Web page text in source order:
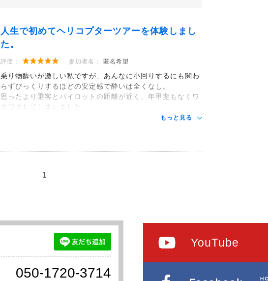
人生で初めてヘリコプターツアーを体験しまし
た。
評価： 参加者名： 匿名希望
乗り物酔いが激しい私ですが、あんなに小回りするにも関わ
らずびっくりするほどの安定感で酔いは全くなし。
思ったより乗客とパイロットの距離が近く、年甲斐もなくワ
クワクしてしまいました。
もっと見る
1
050-1720-3714
YouTube